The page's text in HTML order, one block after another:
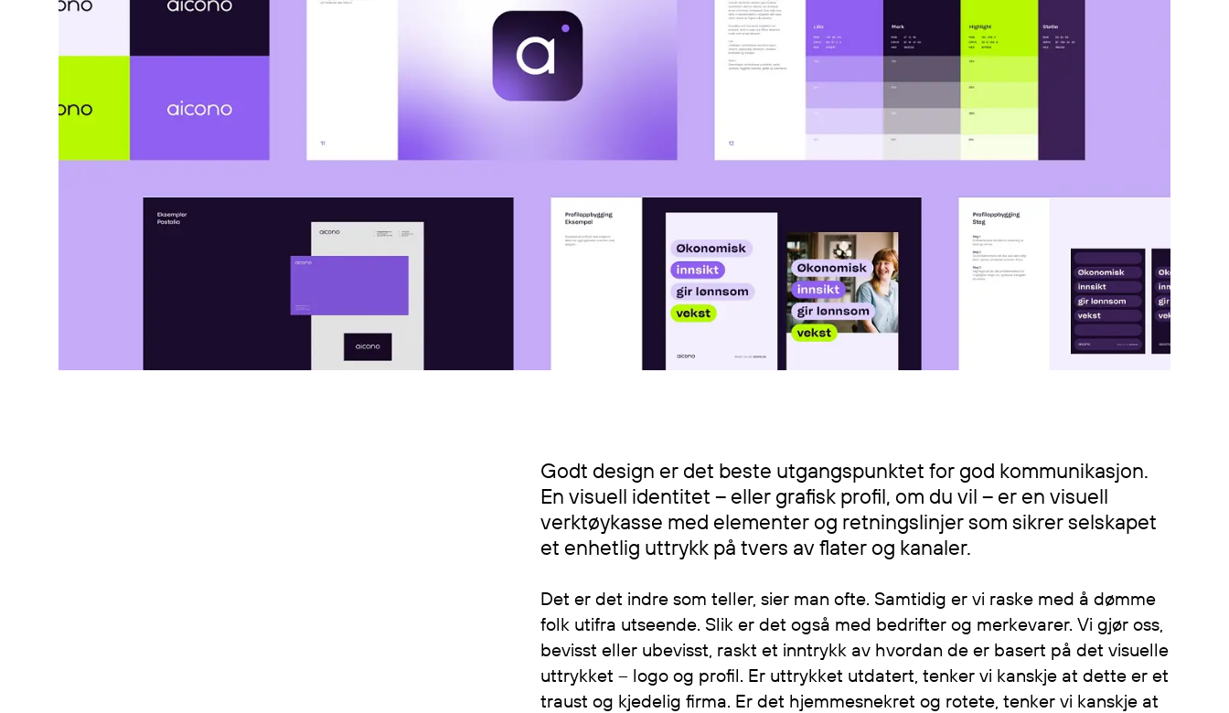
Godt design er det beste utgangspunktet for god kommunikasjon.
En visuell identitet – eller grafisk profil, om du vil – er en visuell
verktøykasse med elementer og retningslinjer som sikrer selskapet
et enhetlig uttrykk på tvers av flater og kanaler.
Det er det indre som teller, sier man ofte. Samtidig er vi raske med å dømme
folk utifra utseende. Slik er det også med bedrifter og merkevarer. Vi gjør oss,
bevisst eller ubevisst, raskt et inntrykk av hvordan de er basert på det visuelle
uttrykket – logo og profil. Er uttrykket utdatert, tenker vi kanskje at dette er et
traust og kjedelig firma. Er det hjemmesnekret og rotete, tenker vi kanskje at